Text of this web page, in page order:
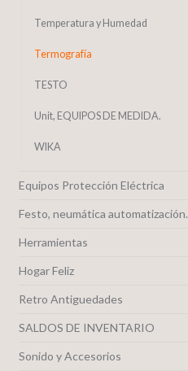
Temperatura y Humedad
Termografía
TESTO
Unit, EQUIPOS DE MEDIDA.
WIKA
Equipos Protección Eléctrica
Festo, neumática automatización.
Herramientas
Hogar Feliz
Retro Antiguedades
SALDOS DE INVENTARIO
Sonido y Accesorios